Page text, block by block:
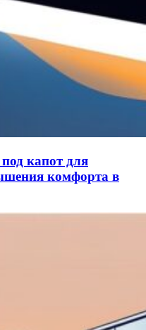
капот для
комфорта в